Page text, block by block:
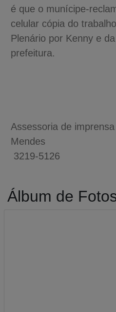
é que o munícipe-
celular cópia do
Plenário por Kenny e
prefeitura.
Assessoria de
Mendes
3219-5126
Álbum de